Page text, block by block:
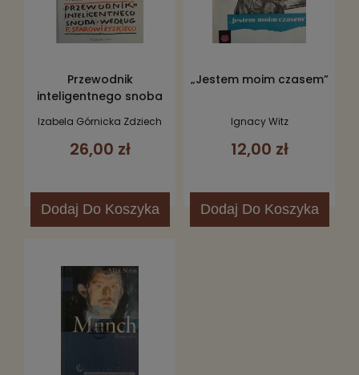
Przewodnik
inteligentnego snoba
Starowieyskiego
Izabela Górnicka Zdziech
26,00 zł
Dodaj Do Koszyka
„Jestem moim czasem”
Ignacy Witz
12,00 zł
Dodaj Do Koszyka